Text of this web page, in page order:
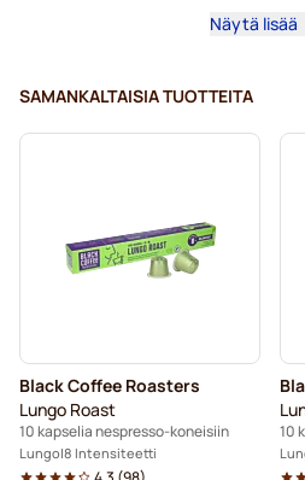
Lavazza-kapselit Nespresso®-
Café Royal -kahvikapselit
Kahvilisukkeet Nespresso®-
Segafredo-kahvikapselit
Café René -kahvikapselit
Näytä lisää
SAMANKALTAISIA TUOTTEITA
Black Coffee Roasters
Lungo Roast
10 kapselia nespresso-koneisiin
Lungo 8 Intensiteetti
10